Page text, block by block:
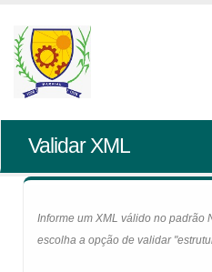
Validar XML
Informe um XML válido no padrão
escolha a opção de validar